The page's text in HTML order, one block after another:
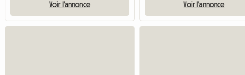
Voir l'annonce Voir l'annonce